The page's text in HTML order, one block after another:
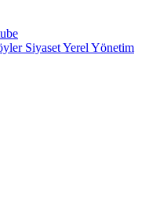
SiyasetYerel Yönetim